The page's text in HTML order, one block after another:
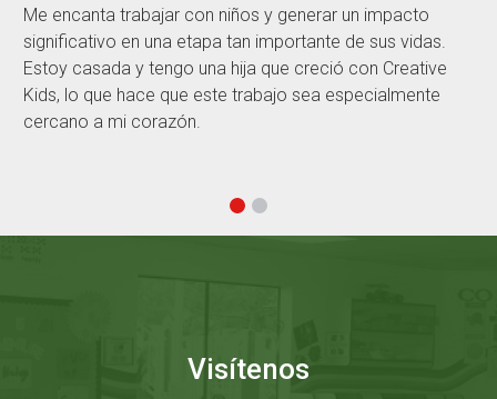
Me encanta trabajar con niños y generar un impacto
significativo en una etapa tan importante de sus vidas.
Estoy casada y tengo una hija que creció con Creative
Kids, lo que hace que este trabajo sea especialmente
cercano a mi corazón.
Visítenos